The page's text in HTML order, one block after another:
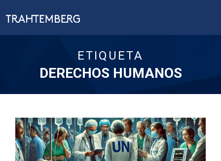
ETIQUETA
DERECHOS HUMANOS